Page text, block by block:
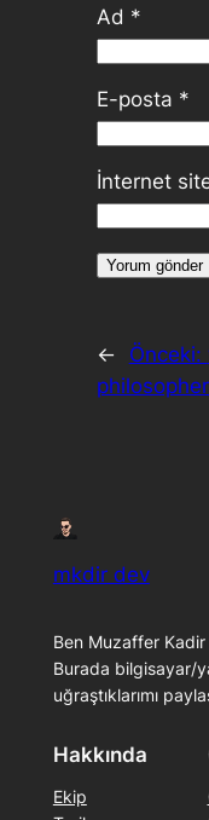
Ad *
E-posta *
İnternet
← Önceki:
mkdir dev
Ben Muzaffer
Burada bilgisayar/
uğraştıklarımı
Hakkında
Ekip